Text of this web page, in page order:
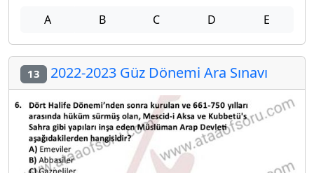
A B C D E
13 2022-2023 Güz Dönemi Ara Sınavı